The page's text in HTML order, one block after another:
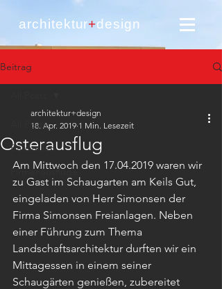
architektur+design
Beitrag
All Posts
Baustellen
Firmenausflüge
Osterausflug
architektur+design
18. Apr. 2019 1 Min. Lesezeit
Am Mittwoch den 17.04.2019 waren wir
zu Gast im Schaugarten am Keils Gut,
eingeladen von Herr Simonsen der
Firma Simonsen Freianlagen. Neben
einer Führung zum Thema
Landschaftsarchitektur durften wir ein
Mittagessen in einem seiner
Schaugärten genießen, zubereitet